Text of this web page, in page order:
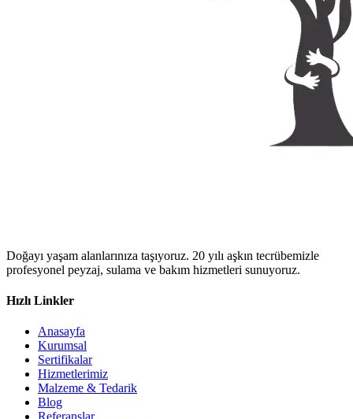
Doğayı yaşam alanlarınıza taşıyoruz. 20 yılı aşkın tecrübemizle
profesyonel peyzaj, sulama ve bakım hizmetleri sunuyoruz.
Hızlı Linkler
Anasayfa
Kurumsal
Sertifikalar
Hizmetlerimiz
Malzeme & Tedarik
Blog